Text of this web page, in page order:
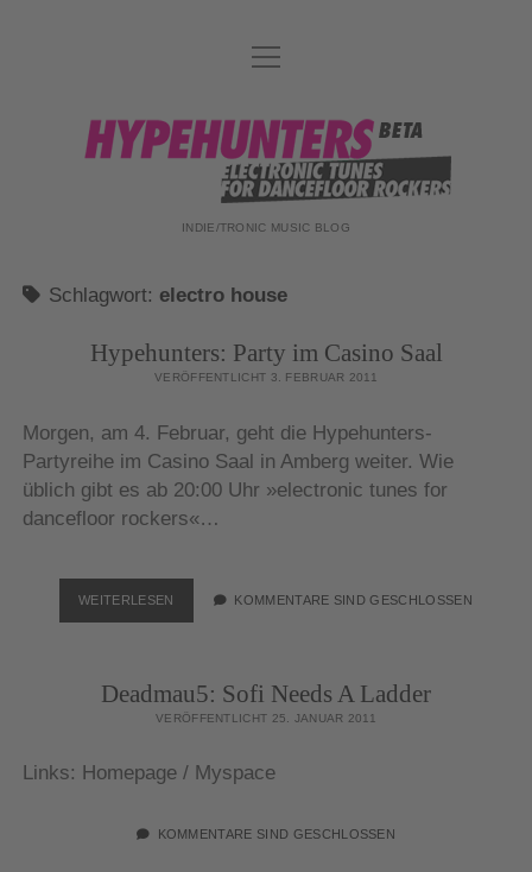
DATENSCHUTZ
DJ-TEAM
ABOUT
Menü
öffnen
hypehunters
INDIE/TRONIC MUSIC BLOG
Schlagwort: electro house
Hypehunters: Party im Casino Saal
VERÖFFENTLICHT 3. FEBRUAR 2011
Morgen, am 4. Februar, geht die Hypehunters-
Partyreihe im Casino Saal in Amberg weiter. Wie
üblich gibt es ab 20:00 Uhr »electronic tunes for
dancefloor rockers«…
WEITERLESEN HYPEHUNTERS:
PARTY
SAAL
KOMMENTARE SIND GESCHLOSSEN
Deadmau5: Sofi Needs A Ladder
VERÖFFENTLICHT 25. JANUAR 2011
Links: Homepage / Myspace
KOMMENTARE SIND GESCHLOSSEN